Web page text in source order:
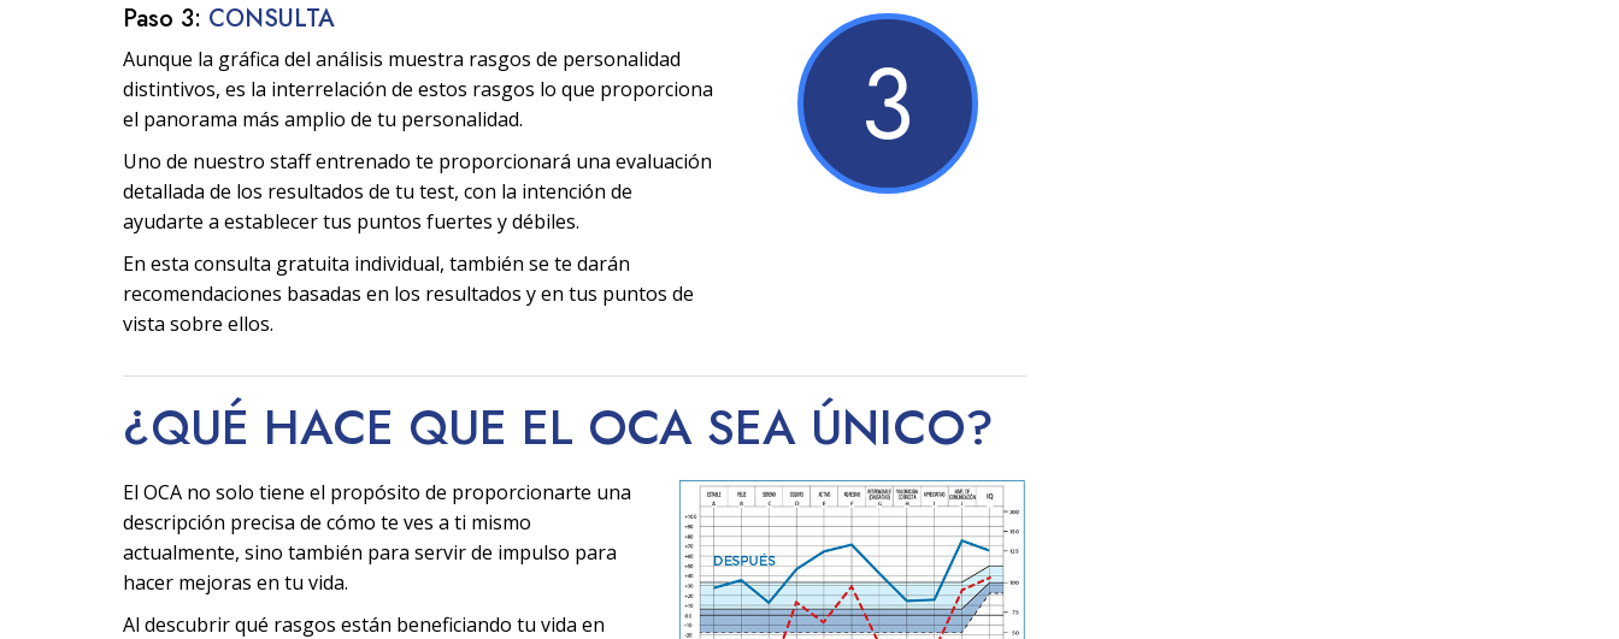
Paso 3: CONSULTA
Aunque la gráfica del análisis muestra rasgos de personalidad
distintivos, es la interrelación de estos rasgos lo que proporciona
el panorama más amplio de tu personalidad.
Uno de nuestro staff entrenado te proporcionará una evaluación
detallada de los resultados de tu test, con la intención de
ayudarte a establecer tus puntos fuertes y débiles.
En esta consulta gratuita individual, también se te darán
recomendaciones basadas en los resultados y en tus puntos de
vista sobre ellos.
3
¿QUÉ HACE QUE EL OCA SEA ÚNICO?
El OCA no solo tiene el propósito de proporcionarte una
descripción precisa de cómo te ves a ti mismo
actualmente, sino también para servir de impulso para
hacer mejoras en tu vida.
Al descubrir qué rasgos están beneficiando tu vida en